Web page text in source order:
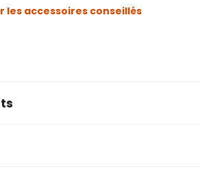
les accessoires conseillés